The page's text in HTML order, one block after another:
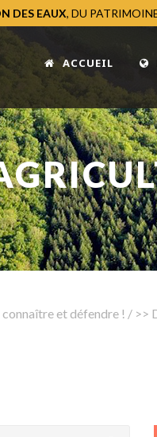
DES EAUX, DU
ACCUEIL
et défendre ! / >>